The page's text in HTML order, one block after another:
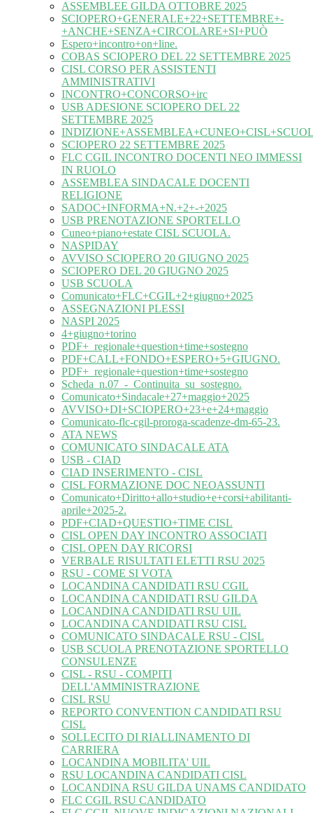
ASSEMBLEE GILDA OTTOBRE 2025
SCIOPERO+GENERALE+22+SETTEMBRE+-
+ANCHE+SENZA+CIRCOLARE+SI+PUÒ
Espero+incontro+on+line.
COBAS SCIOPERO DEL 22 SETTEMBRE 2025
CISL CORSO PER ASSISTENTI
AMMINISTRATIVI
INCONTRO+CONCORSO+irc
USB ADESIONE SCIOPERO DEL 22
SETTEMBRE 2025
SCIOPERO 22 SETTEMBRE 2025
FLC CGIL INCONTRO DOCENTI NEO IMMESSI
IN RUOLO
ASSEMBLEA SINDACALE DOCENTI
RELIGIONE
SADOC+INFORMA+N.+2+-+2025
USB PRENOTAZIONE SPORTELLO
Cuneo+piano+estate CISL SCUOLA.
NASPIDAY
AVVISO SCIOPERO 20 GIUGNO 2025
SCIOPERO DEL 20 GIUGNO 2025
USB SCUOLA
Comunicato+FLC+CGIL+2+giugno+2025
ASSEGNAZIONI PLESSI
NASPI 2025
4+giugno+torino
PDF+_regionale+question+time+sostegno
PDF+CALL+FONDO+ESPERO+5+GIUGNO.
PDF+_regionale+question+time+sostegno
Scheda_n.07_-_Continuita_su_sostegno.
Comunicato+Sindacale+27+maggio+2025
AVVISO+DI+SCIOPERO+23+e+24+maggio
Comunicato-flc-cgil-proroga-scadenze-dm-65-23.
ATA NEWS
COMUNICATO SINDACALE ATA
USB - CIAD
CIAD INSERIMENTO - CISL
CISL FORMAZIONE DOC NEOASSUNTI
Comunicato+Diritto+allo+studio+e+corsi+abilitanti-
aprile+2025-2.
PDF+CIAD+QUESTIO+TIME CISL
CISL OPEN DAY INCONTRO ASSOCIATI
CISL OPEN DAY RICORSI
VERBALE RISULTATI ELETTI RSU 2025
RSU - COME SI VOTA
LOCANDINA CANDIDATI RSU CGIL
LOCANDINA CANDIDATI RSU GILDA
LOCANDINA CANDIDATI RSU UIL
LOCANDINA CANDIDATI RSU CISL
COMUNICATO SINDACALE RSU - CISL
USB SCUOLA PRENOTAZIONE SPORTELLO
CONSULENZE
CISL - RSU - COMPITI
DELL'AMMINISTRAZIONE
CISL RSU
REPORTO CONVENTION CANDIDATI RSU
CISL
SOLLECITO DI RIALLINAMENTO DI
CARRIERA
LOCANDINA MOBILITA' UIL
RSU LOCANDINA CANDIDATI CISL
LOCANDINA RSU GILDA UNAMS CANDIDATO
FLC CGIL RSU CANDIDATO